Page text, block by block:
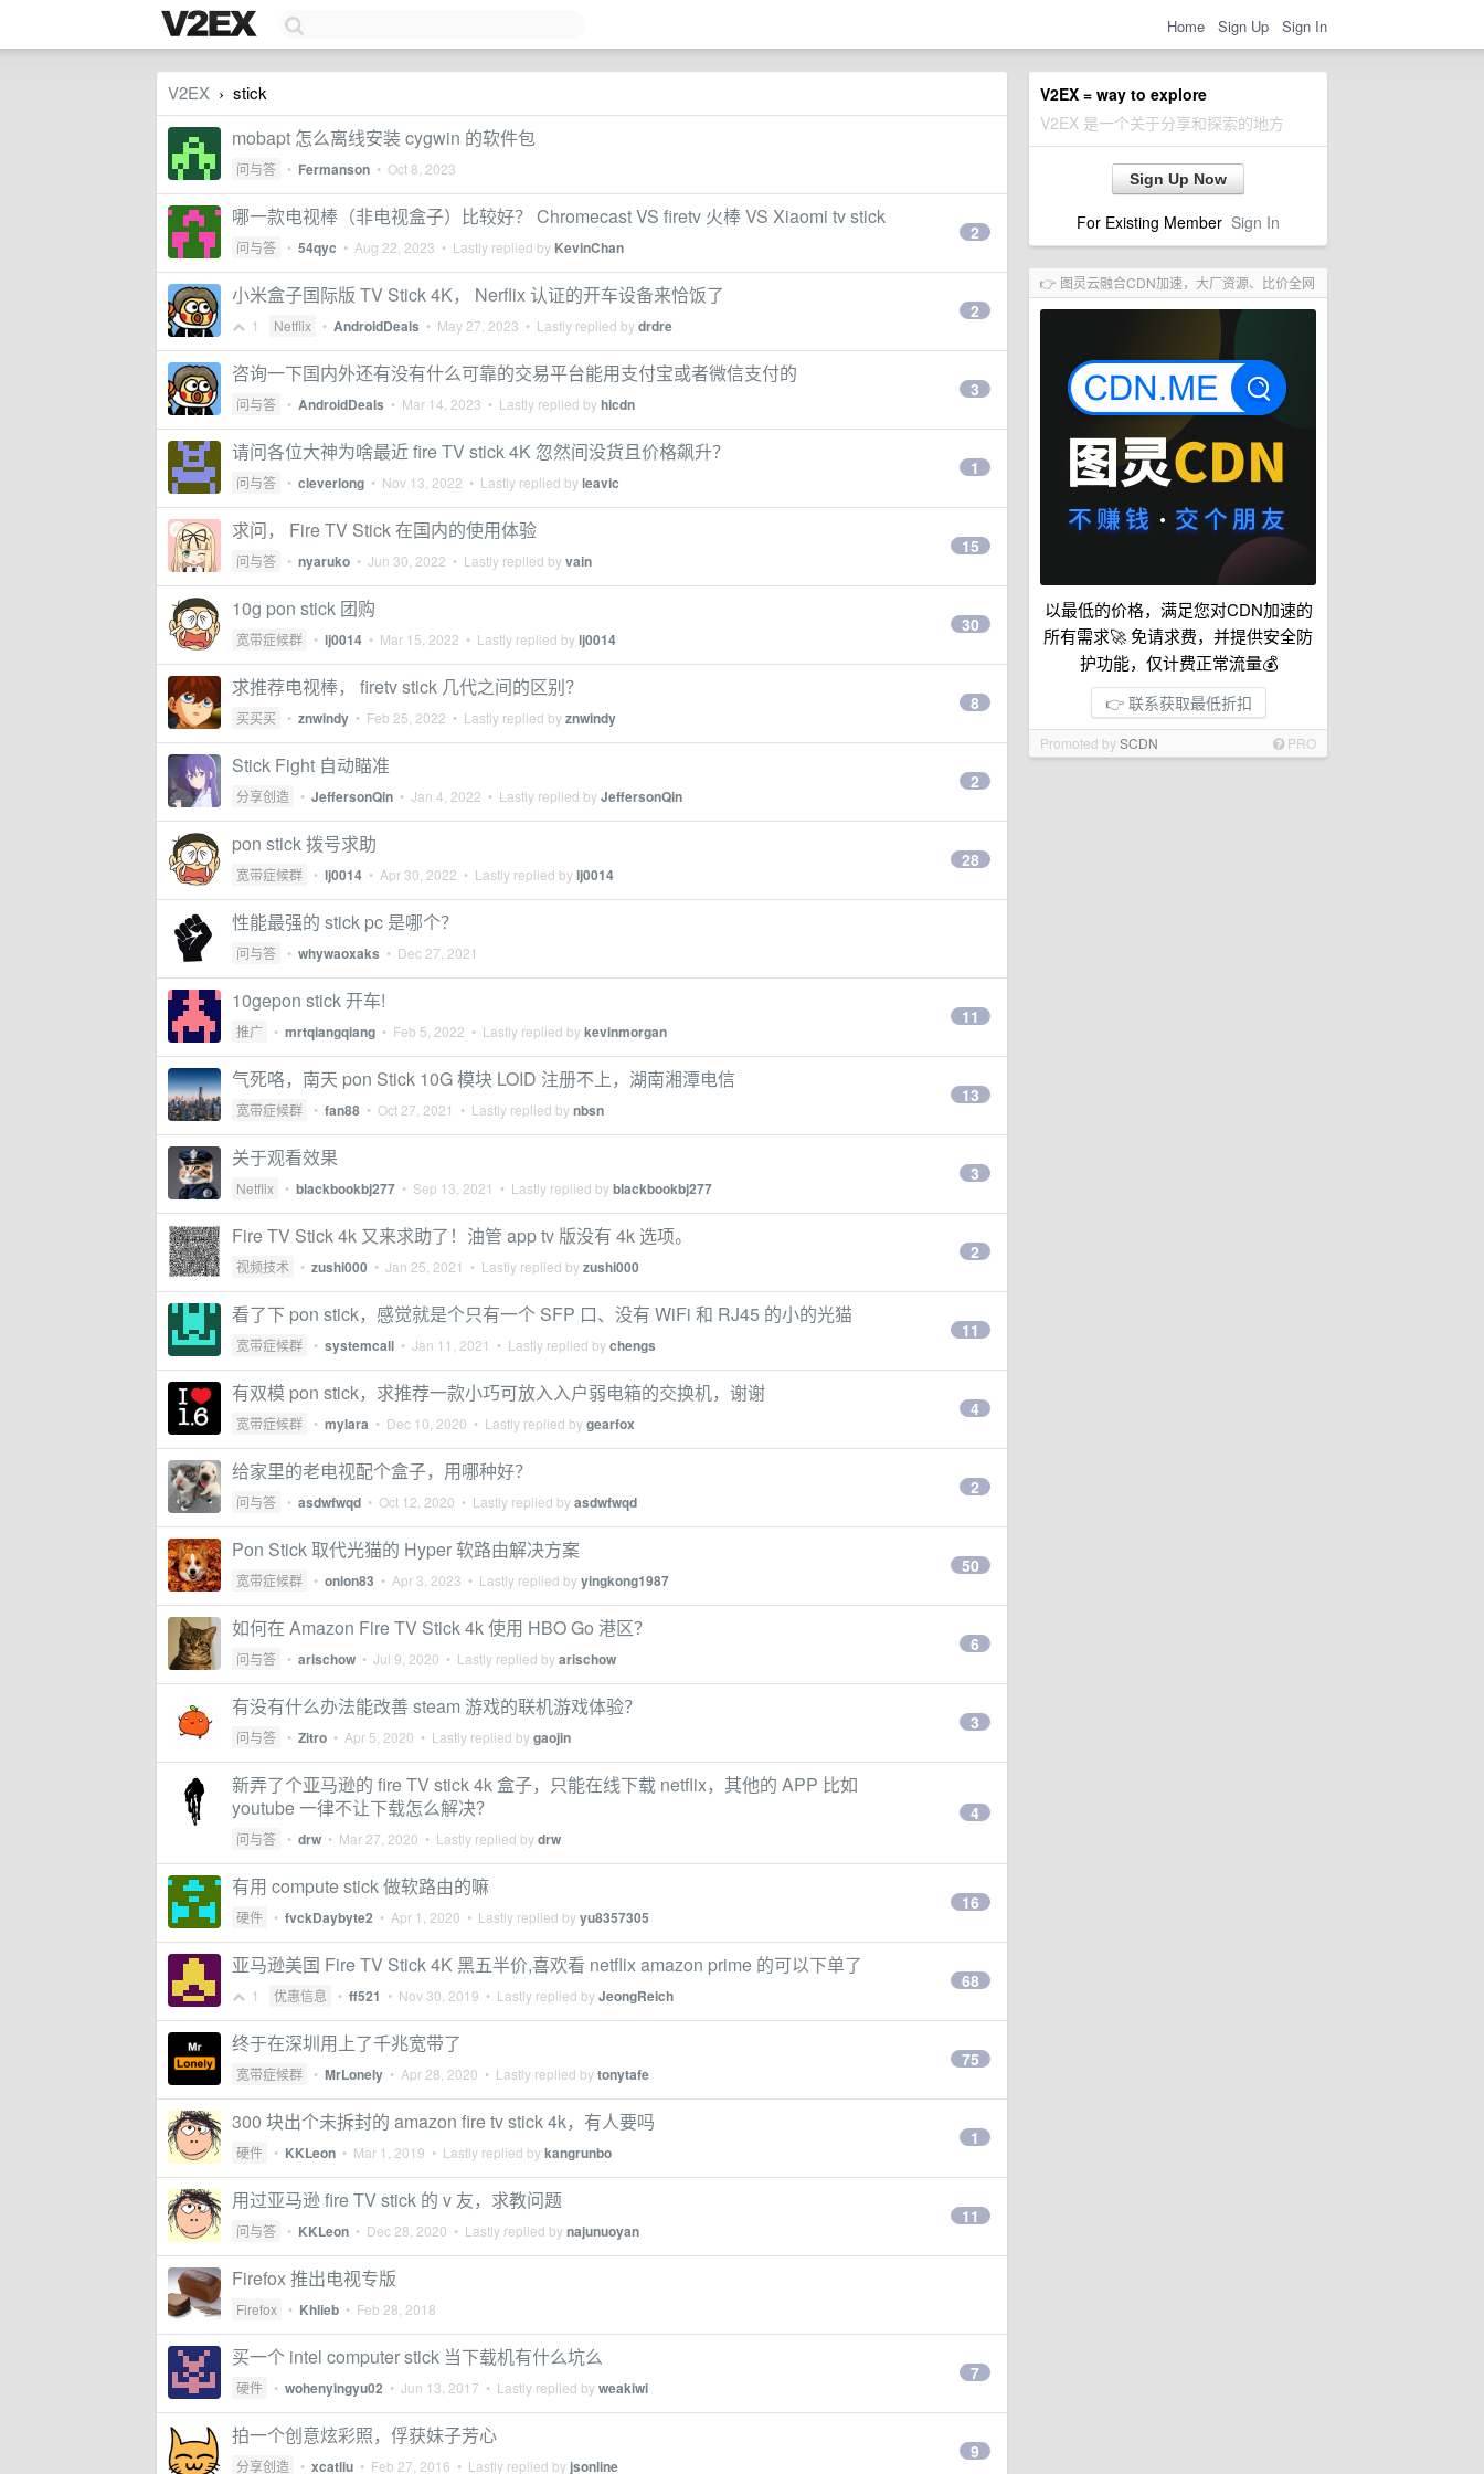
Home Sign Up Sign In
V2EX = way to explore
V2EX 是一个关于分享和探索的地方
Sign Up Now
For Existing Member Sign In
👉 图灵云融合CDN加速，大厂资源、比价全网
以最低的价格，满足您对CDN加速的
所有需求🚀 免请求费，并提供安全防
护功能，仅计费正常流量💰
👉 联系获取最低折扣
Promoted bySCDN PRO
V2EX › stick
mobapt 怎么离线安装 cygwin 的软件包
问与答 • Fermanson • Oct 8, 2023
哪一款电视棒（非电视盒子）比较好？ Chromecast VS firetv 火棒 VS Xiaomi tv stick
问与答 • 54qyc • Aug 22, 2023 • Lastly replied by KevinChan
2
小米盒子国际版 TV Stick 4K， Nerflix 认证的开车设备来恰饭了
1 Netflix • AndroidDeals • May 27, 2023 • Lastly replied bydrdre
2
咨询一下国内外还有没有什么可靠的交易平台能用支付宝或者微信支付的
问与答 • AndroidDeals • Mar 14, 2023 • Lastly replied byhicdn
3
请问各位大神为啥最近 fire TV stick 4K 忽然间没货且价格飙升？
问与答 • cleverlong • Nov 13, 2022 • Lastly replied byleavic
1
求问， Fire TV Stick 在国内的使用体验
问与答 • nyaruko • Jun 30, 2022 • Lastly replied byvain
15
10g pon stick 团购
宽带症候群 • lj0014 • Mar 15, 2022 • Lastly replied bylj0014
30
求推荐电视棒， firetv stick 几代之间的区别？
买买买 • znwindy • Feb 25, 2022 • Lastly replied byznwindy
8
Stick Fight 自动瞄准
分享创造 • JeffersonQin • Jan 4, 2022 • Lastly replied byJeffersonQin
2
pon stick 拨号求助
宽带症候群 • lj0014 • Apr 30, 2022 • Lastly replied bylj0014
28
性能最强的 stick pc 是哪个？
问与答 • whywaoxaks • Dec 27, 2021
10gepon stick 开车!
推广 • mrtqiangqiang • Feb 5, 2022 • Lastly replied bykevinmorgan
11
气死咯，南天 pon Stick 10G 模块 LOID 注册不上，湖南湘潭电信
宽带症候群 • fan88 • Oct 27, 2021 • Lastly replied bynbsn
13
关于观看效果
Netflix • blackbookbj277 • Sep 13, 2021 • Lastly replied byblackbookbj277
3
Fire TV Stick 4k 又来求助了！油管 app tv 版没有 4k 选项。
视频技术 • zushi000 • Jan 25, 2021 • Lastly replied byzushi000
2
看了下 pon stick，感觉就是个只有一个 SFP 口、没有 WiFi 和 RJ45 的小的光猫
宽带症候群 • systemcall • Jan 11, 2021 • Lastly replied bychengs
11
有双模 pon stick，求推荐一款小巧可放入入户弱电箱的交换机，谢谢
宽带症候群 • mylara • Dec 10, 2020 • Lastly replied bygearfox
4
给家里的老电视配个盒子，用哪种好？
问与答 • asdwfwqd • Oct 12, 2020 • Lastly replied byasdwfwqd
2
Pon Stick 取代光猫的 Hyper 软路由解决方案
宽带症候群 • onion83 • Apr 3, 2023 • Lastly replied byyingkong1987
50
如何在 Amazon Fire TV Stick 4k 使用 HBO Go 港区？
问与答 • arischow • Jul 9, 2020 • Lastly replied byarischow
6
有没有什么办法能改善 steam 游戏的联机游戏体验？
问与答 • Zitro • Apr 5, 2020 • Lastly replied bygaojin
3
新弄了个亚马逊的 fire TV stick 4k 盒子，只能在线下载 netflix，其他的 APP 比如
youtube 一律不让下载怎么解决？
问与答 • drw • Mar 27, 2020 • Lastly replied bydrw
4
有用 compute stick 做软路由的嘛
硬件 • fvckDaybyte2 • Apr 1, 2020 • Lastly replied byyu8357305
16
亚马逊美国 Fire TV Stick 4K 黑五半价,喜欢看 netflix amazon prime 的可以下单了
1 优惠信息 • ff521 • Nov 30, 2019 • Lastly replied byJeongReich
68
终于在深圳用上了千兆宽带了
宽带症候群 • MrLonely • Apr 28, 2020 • Lastly replied bytonytafe
75
300 块出个未拆封的 amazon fire tv stick 4k，有人要吗
硬件 • KKLeon • Mar 1, 2019 • Lastly replied bykangrunbo
1
用过亚马逊 fire TV stick 的 v 友，求教问题
问与答 • KKLeon • Dec 28, 2020 • Lastly replied bynajunuoyan
11
Firefox 推出电视专版
Firefox • Khlieb • Feb 28, 2018
买一个 intel computer stick 当下载机有什么坑么
硬件 • wohenyingyu02 • Jun 13, 2017 • Lastly replied byweakiwi
7
拍一个创意炫彩照，俘获妹子芳心
分享创造 • xcatliu • Feb 27, 2016 • Lastly replied by jsonline
9